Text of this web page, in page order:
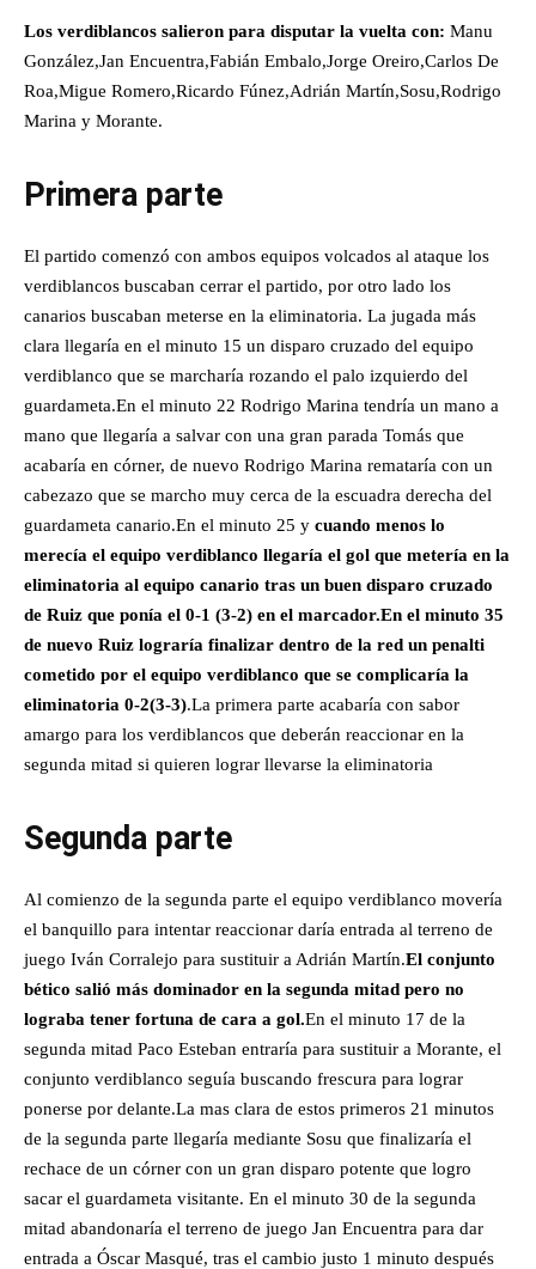
Los verdiblancos salieron para disputar la vuelta con: Manu
González,Jan Encuentra,Fabián Embalo,Jorge Oreiro,Carlos De
Roa,Migue Romero,Ricardo Fúnez,Adrián Martín,Sosu,Rodrigo
Marina y Morante.
Primera parte
El partido comenzó con ambos equipos volcados al ataque los
verdiblancos buscaban cerrar el partido, por otro lado los
canarios buscaban meterse en la eliminatoria. La jugada más
clara llegaría en el minuto 15 un disparo cruzado del equipo
verdiblanco que se marcharía rozando el palo izquierdo del
guardameta.En el minuto 22 Rodrigo Marina tendría un mano a
mano que llegaría a salvar con una gran parada Tomás que
acabaría en córner, de nuevo Rodrigo Marina remataría con un
cabezazo que se marcho muy cerca de la escuadra derecha del
guardameta canario.En el minuto 25 y cuando menos lo
merecía el equipo verdiblanco llegaría el gol que metería en la
eliminatoria al equipo canario tras un buen disparo cruzado
de Ruiz que ponía el 0-1 (3-2) en el marcador.En el minuto 35
de nuevo Ruiz lograría finalizar dentro de la red un penalti
cometido por el equipo verdiblanco que se complicaría la
eliminatoria 0-2(3-3).La primera parte acabaría con sabor
amargo para los verdiblancos que deberán reaccionar en la
segunda mitad si quieren lograr llevarse la eliminatoria
Segunda parte
Al comienzo de la segunda parte el equipo verdiblanco movería
el banquillo para intentar reaccionar daría entrada al terreno de
juego Iván Corralejo para sustituir a Adrián Martín.El conjunto
bético salió más dominador en la segunda mitad pero no
lograba tener fortuna de cara a gol.En el minuto 17 de la
segunda mitad Paco Esteban entraría para sustituir a Morante, el
conjunto verdiblanco seguía buscando frescura para lograr
ponerse por delante.La mas clara de estos primeros 21 minutos
de la segunda parte llegaría mediante Sosu que finalizaría el
rechace de un córner con un gran disparo potente que logro
sacar el guardameta visitante. En el minuto 30 de la segunda
mitad abandonaría el terreno de juego Jan Encuentra para dar
entrada a Óscar Masqué, tras el cambio justo 1 minuto después